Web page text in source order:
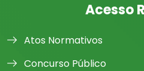
Acesso
Atos Normativos
Concurso Público